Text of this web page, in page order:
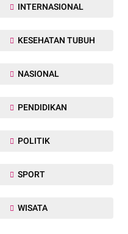
INTERNASIONAL
KESEHATAN TUBUH
NASIONAL
PENDIDIKAN
POLITIK
SPORT
WISATA